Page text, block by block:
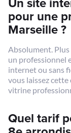
pour une
Marseille ?
Absolument.
un professionnel
internet ou sans
vous laissez
vitrine
Quel tarif